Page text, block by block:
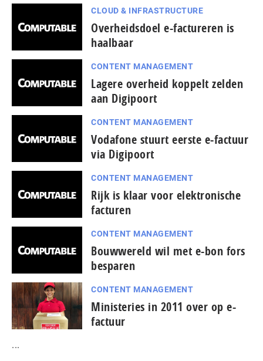
CLOUD & INFRASTRUCTURE
Overheidsdoel e-factureren is
haalbaar
CONTENT MANAGEMENT
Lagere overheid koppelt zelden
aan Digipoort
CONTENT MANAGEMENT
Vodafone stuurt eerste e-factuur
via Digipoort
CONTENT MANAGEMENT
Rijk is klaar voor elektronische
facturen
CONTENT MANAGEMENT
Bouwwereld wil met e-bon fors
besparen
CONTENT MANAGEMENT
Ministeries in 2011 over op e-
factuur
...